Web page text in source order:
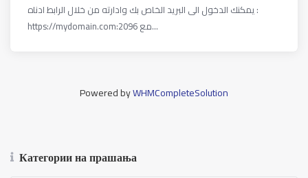
Категории на прашања
يمكنك الدخول الى البريد الخاص بك وادارته من خلال الرابط ادناه :
https://mydomain.com:2096 مع...
Powered byWHMCompleteSolution